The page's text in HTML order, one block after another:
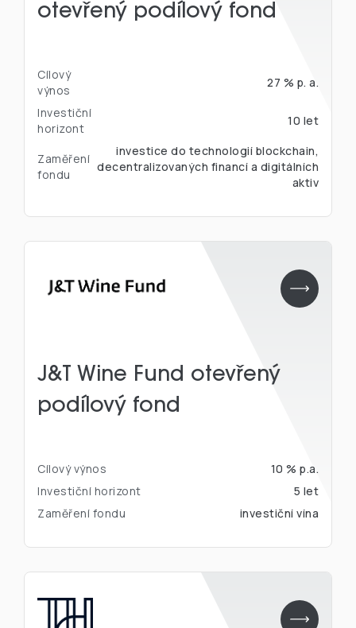
otevřený podílový fond
Cílový
výnos
27 % p. a.
Investiční
horizont
10 let
Zaměření
fondu
investice do technologií blockchain,
decentralizovaných financí a digitálních
aktiv
J&T Wine Fund otevřený
podílový fond
Cílový výnos
10 % p.a.
Investiční horizont
5 let
Zaměření fondu
investiční vína